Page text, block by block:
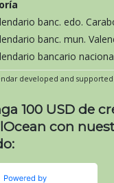
banc. edo.
banc. mun.
bancario
developed and
100 USD de
con